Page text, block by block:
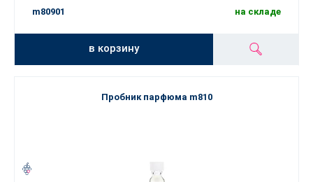
m80901 на складе
в корзину
Пробник парфюма m810